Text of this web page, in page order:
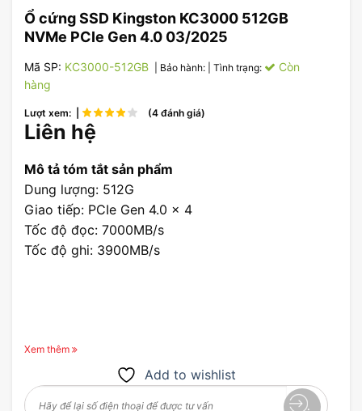
Ổ cứng SSD Kingston KC3000 512GB
NVMe PCIe Gen 4.0 03/2025
Mã SP: KC3000-512GB | Bảo hành: | Tình trạng:
Còn
hàng
Lượt xem: | (4 đánh giá)
Liên hệ
Mô tả tóm tắt sản phẩm
Dung lượng: 512G
Giao tiếp: PCIe Gen 4.0 x 4
Tốc độ đọc: 7000MB/s
Tốc độ ghi: 3900MB/s
Xem thêm
Add to wishlist